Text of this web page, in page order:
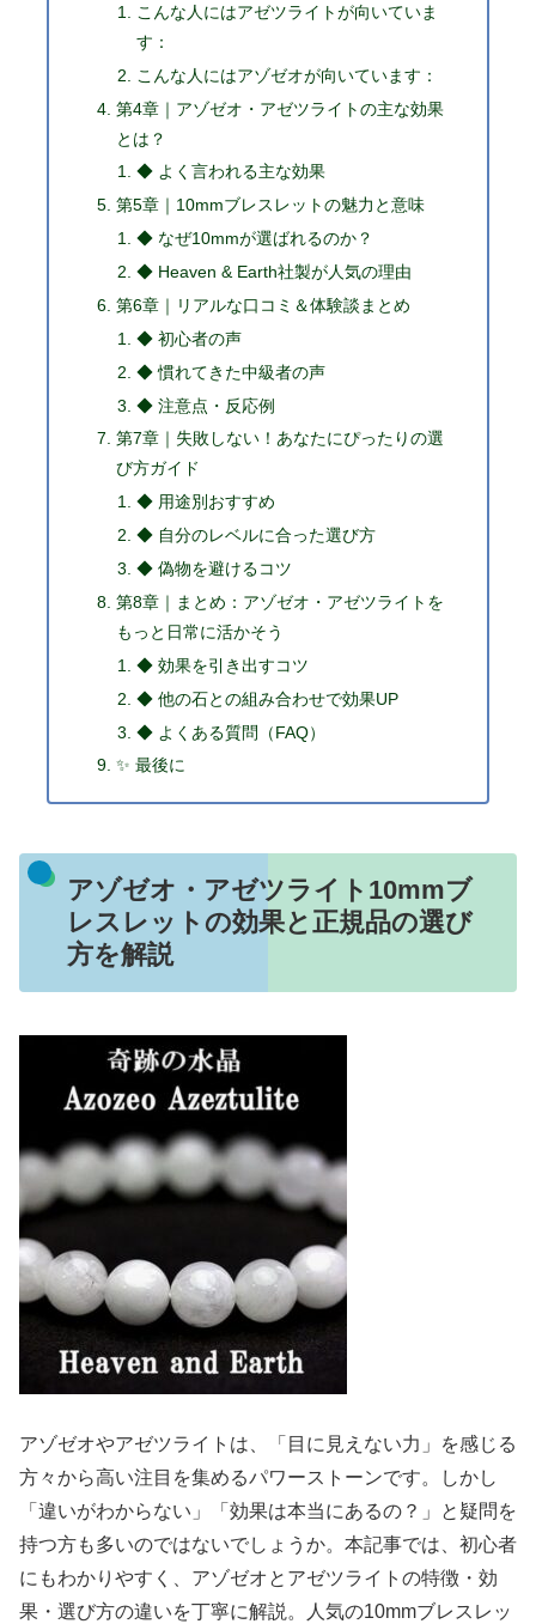
こんな人にはアゼツライトが向いていま
す：
こんな人にはアゾゼオが向いています：
第4章｜アゾゼオ・アゼツライトの主な効果
とは？
◆ よく言われる主な効果
第5章｜10mmブレスレットの魅力と意味
◆ なぜ10mmが選ばれるのか？
◆ Heaven & Earth社製が人気の理由
第6章｜リアルな口コミ＆体験談まとめ
◆ 初心者の声
◆ 慣れてきた中級者の声
◆ 注意点・反応例
第7章｜失敗しない！あなたにぴったりの選
び方ガイド
◆ 用途別おすすめ
◆ 自分のレベルに合った選び方
◆ 偽物を避けるコツ
第8章｜まとめ：アゾゼオ・アゼツライトを
もっと日常に活かそう
◆ 効果を引き出すコツ
◆ 他の石との組み合わせで効果UP
◆ よくある質問（FAQ）
✨ 最後に
アゾゼオ・アゼツライト10mmブ
レスレットの効果と正規品の選び
方を解説
アゾゼオやアゼツライトは、「目に見えない力」を感じる
方々から高い注目を集めるパワーストーンです。しかし
「違いがわからない」「効果は本当にあるの？」と疑問を
持つ方も多いのではないでしょうか。本記事では、初心者
にもわかりやすく、アゾゼオとアゼツライトの特徴・効
果・選び方の違いを丁寧に解説。人気の10mmブレスレッ